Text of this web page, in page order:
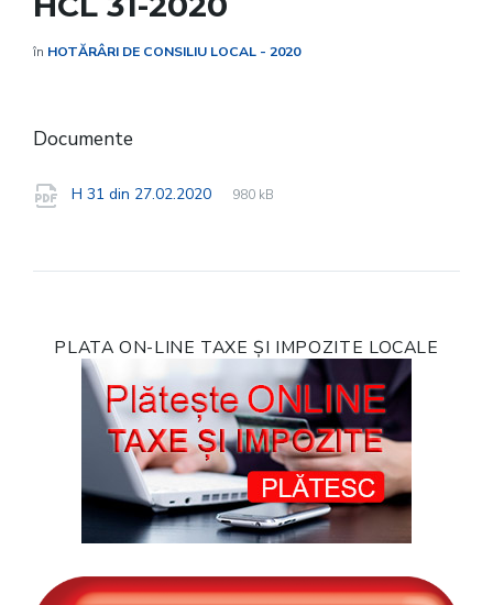
în HOTĂRÂRI DE CONSILIU LOCAL - 2020
Documente
H 31 din 27.02.2020
File
pdf
File
980 kB
PLATA ON-LINE TAXE ȘI IMPOZITE LOCALE